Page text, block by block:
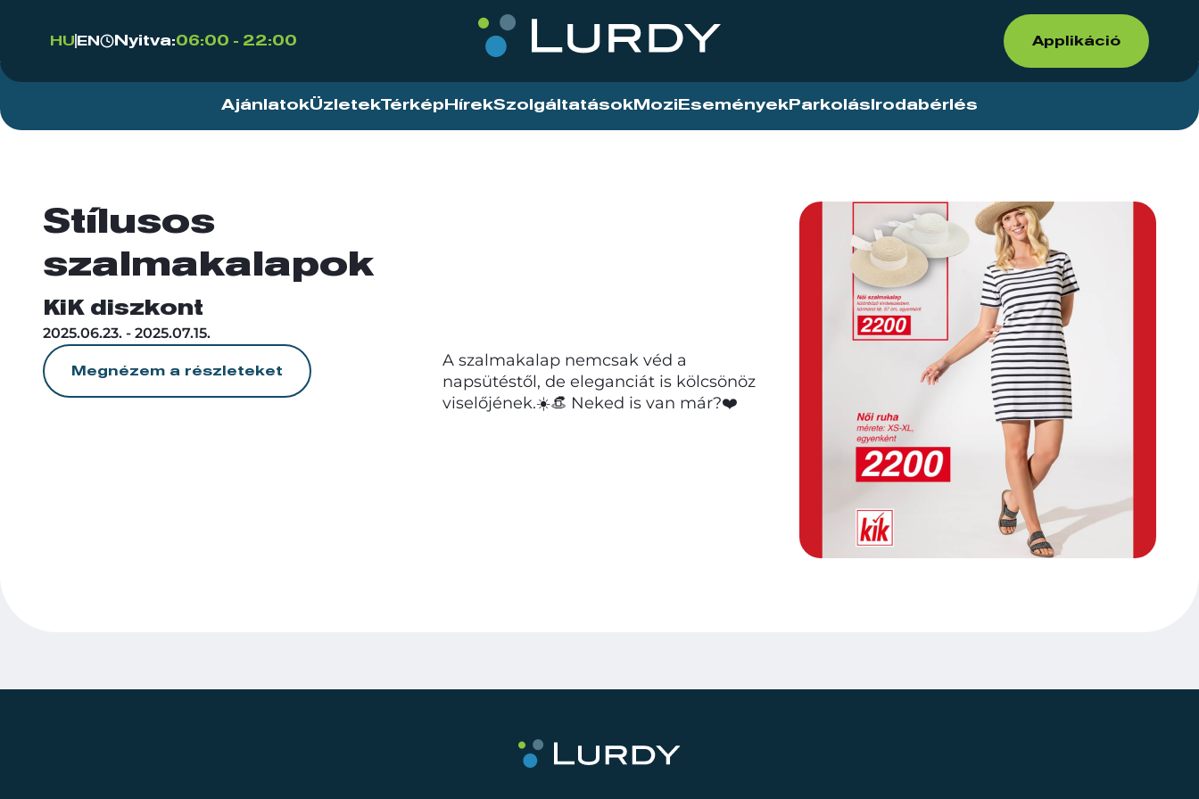
HU EN Nyitva:06:00 - 22:00 Applikáció
AjánlatokÜzletekTérkép HírekSzolgáltatások Mozi Események Parkolás Irodabérlés
Stílusos
szalmakalapok
KiK diszkont
2025.06.23. - 2025.07.15.
Megnézem a részleteket
A szalmakalap nemcsak véd a
napsütéstől, de eleganciát is kölcsönöz
viselőjének.☀️👒 Neked is van már?❤️